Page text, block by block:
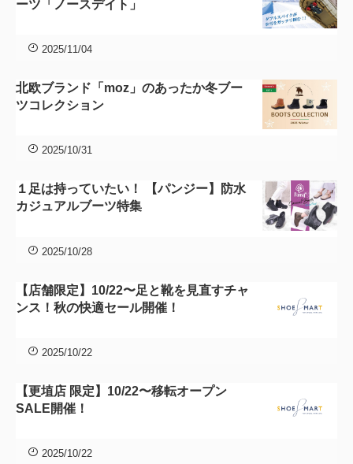
ーツ「ノースデイト」
2025/11/04
北欧ブランド「moz」のあったか冬ブー
ツコレクション
2025/10/31
１足は持っていたい！ 【パンジー】防水
カジュアルブーツ特集
2025/10/28
【店舗限定】10/22〜足と靴を見直すチャ
ンス！秋の快適セール開催！
2025/10/22
【更埴店 限定】10/22〜移転オープン
SALE開催！
2025/10/22